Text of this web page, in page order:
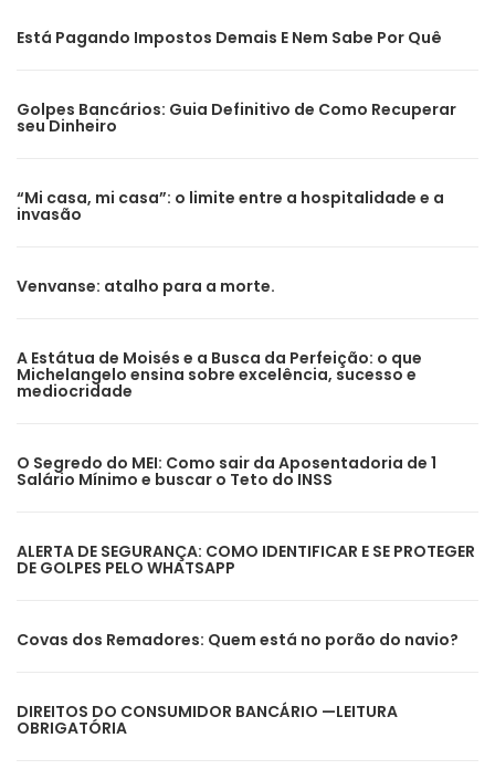
Está Pagando Impostos Demais E Nem Sabe Por Quê
Golpes Bancários: Guia Definitivo de Como Recuperar
seu Dinheiro
“Mi casa, mi casa”: o limite entre a hospitalidade e a
invasão
Venvanse: atalho para a morte.
A Estátua de Moisés e a Busca da Perfeição: o que
Michelangelo ensina sobre excelência, sucesso e
mediocridade
O Segredo do MEI: Como sair da Aposentadoria de 1
Salário Mínimo e buscar o Teto do INSS
ALERTA DE SEGURANÇA: COMO IDENTIFICAR E SE PROTEGER
DE GOLPES PELO WHATSAPP
Covas dos Remadores: Quem está no porão do navio?
DIREITOS DO CONSUMIDOR BANCÁRIO —LEITURA
OBRIGATÓRIA